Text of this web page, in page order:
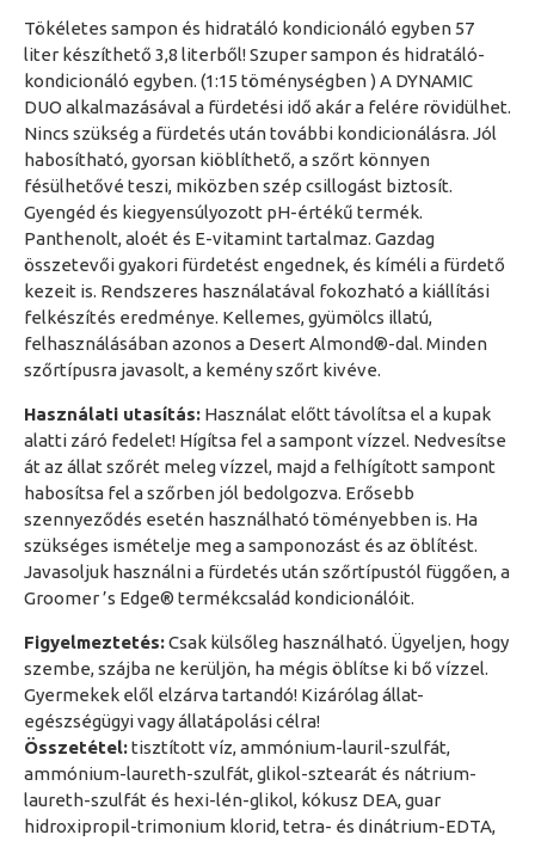
Tökéletes sampon és hidratáló kondicionáló egyben 57
liter készíthető 3,8 literből! Szuper sampon és hidratáló-
kondicionáló egyben. (1:15 töménységben ) A DYNAMIC
DUO alkalmazásával a fürdetési idő akár a felére rövidülhet.
Nincs szükség a fürdetés után további kondicionálásra. Jól
habosítható, gyorsan kiöblíthető, a szőrt könnyen
fésülhetővé teszi, miközben szép csillogást biztosít.
Gyengéd és kiegyensúlyozott pH-értékű termék.
Panthenolt, aloét és E-vitamint tartalmaz. Gazdag
összetevői gyakori fürdetést engednek, és kíméli a fürdető
kezeit is. Rendszeres használatával fokozható a kiállítási
felkészítés eredménye. Kellemes, gyümölcs illatú,
felhasználásában azonos a Desert Almond®-dal. Minden
szőrtípusra javasolt, a kemény szőrt kivéve.
Használati utasítás: Használat előtt távolítsa el a kupak
alatti záró fedelet! Hígítsa fel a sampont vízzel. Nedvesítse
át az állat szőrét meleg vízzel, majd a felhígított sampont
habosítsa fel a szőrben jól bedolgozva. Erősebb
szennyeződés esetén használható töményebben is. Ha
szükséges ismételje meg a samponozást és az öblítést.
Javasoljuk használni a fürdetés után szőrtípustól függően, a
Groomer ’s Edge® termékcsalád kondicionálóit.
Figyelmeztetés:Csak külsőleg használható. Ügyeljen, hogy
szembe, szájba ne kerüljön, ha mégis öblítse ki bő vízzel.
Gyermekek elől elzárva tartandó! Kizárólag állat-
egészségügyi vagy állatápolási célra!
Összetétel:tisztított víz, ammónium-lauril-szulfát,
ammónium-laureth-szulfát, glikol-sztearát és nátrium-
laureth-szulfát és hexi-lén-glikol, kókusz DEA, guar
hidroxipropil-trimonium klorid, tetra- és dinátrium-EDTA,